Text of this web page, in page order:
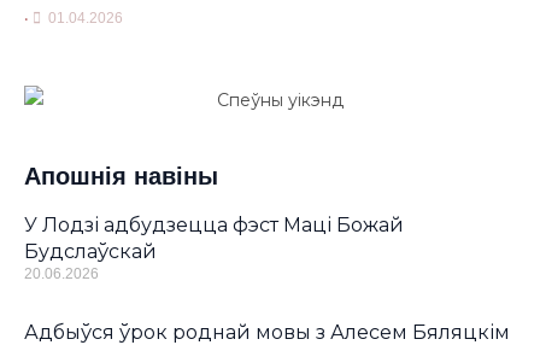
• 01.04.2026
Апошнія навіны
У Лодзі адбудзецца фэст Маці Божай
Будслаўскай
20.06.2026
Адбыўся ўрок роднай мовы з Алесем Бяляцкім